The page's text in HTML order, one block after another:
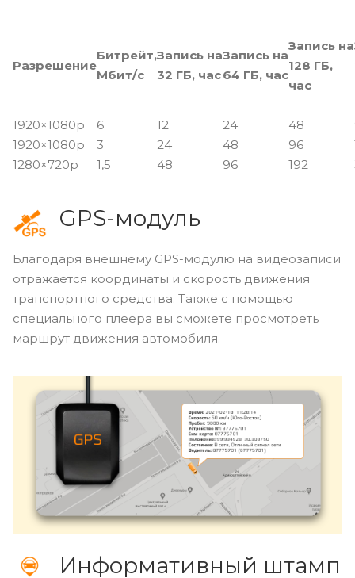
Разрешение
Битрейт,
Мбит/с
Запись на
32 ГБ, час
Запись на
64 ГБ, час
Запись на
128 ГБ,
час
1920×1080p 6 12 24 48
1920×1080p
3 24 48 96
1280×720p
1,5 48 96 192
GPS-модуль
Благодаря внешнему GPS-модулю на видеозаписи
отражается координаты и скорость движения
транспортного средства. Также с помощью
специального плеера вы сможете просмотреть
маршрут движения автомобиля.
Информативный штамп